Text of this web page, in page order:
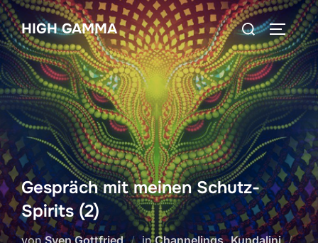
Zum
Inhalt
springen
HIGH GAMMA
Suchen
nach:
Gespräch mit meinen Schutz-
Spirits (2)
vonSven Gottfried inChannelings,Kundalini